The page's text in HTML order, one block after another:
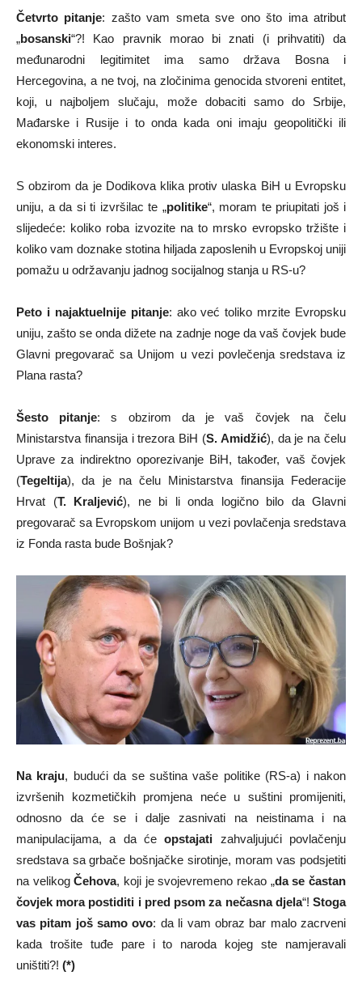
Četvrto pitanje: zašto vam smeta sve ono što ima atribut
„bosanski“?! Kao pravnik morao bi znati (i prihvatiti) da
međunarodni legitimitet ima samo država Bosna i
Hercegovina, a ne tvoj, na zločinima genocida stvoreni entitet,
koji, u najboljem slučaju, može dobaciti samo do Srbije,
Mađarske i Rusije i to onda kada oni imaju geopolitički ili
ekonomski interes.
S obzirom da je Dodikova klika protiv ulaska BiH u Evropsku
uniju, a da si ti izvršilac te „politike“, moram te priupitati još i
slijedeće: koliko roba izvozite na to mrsko evropsko tržište i
koliko vam doznake stotina hiljada zaposlenih u Evropskoj uniji
pomažu u održavanju jadnog socijalnog stanja u RS-u?
Peto i najaktuelnije pitanje: ako već toliko mrzite Evropsku
uniju, zašto se onda dižete na zadnje noge da vaš čovjek bude
Glavni pregovarač sa Unijom u vezi povlečenja sredstava iz
Plana rasta?
Šesto pitanje: s obzirom da je vaš čovjek na čelu
Ministarstva finansija i trezora BiH (S. Amidžić), da je na čelu
Uprave za indirektno oporezivanje BiH, također, vaš čovjek
(Tegeltija), da je na čelu Ministarstva finansija Federacije
Hrvat (T. Kraljević), ne bi li onda logično bilo da Glavni
pregovarač sa Evropskom unijom u vezi povlačenja sredstava
iz Fonda rasta bude Bošnjak?
Na kraju, budući da se suština vaše politike (RS-a) i nakon
izvršenih kozmetičkih promjena neće u suštini promijeniti,
odnosno da će se i dalje zasnivati na neistinama i na
manipulacijama, a da ćeopstajati zahvaljujući povlačenju
sredstava sa grbače bošnjačke sirotinje, moram vas podsjetiti
na velikogČehova, koji je svojevremeno rekao „da se častan
čovjek mora postiditi i pred psom za nečasna djela“!Stoga
vas pitam još samo ovo: da li vam obraz bar malo zacrveni
kada trošite tuđe pare i to naroda kojeg ste namjeravali
uništiti?! (*)